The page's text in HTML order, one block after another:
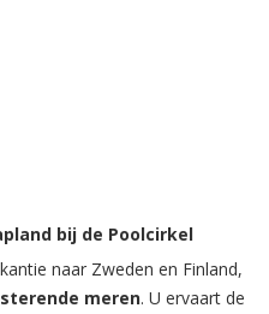
bij de Poolcirkel
naar Zweden en Finland,
meren. U ervaart de